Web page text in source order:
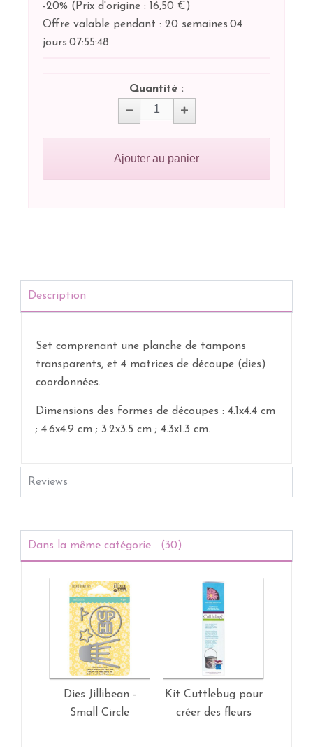
-20% ( Prix d'origine : 16,50 €)
Offre valable pendant : 20 semaines 04
jours 07:55:47
Quantité :
Ajouter au panier
Description
Set comprenant une planche de tampons
transparents, et 4 matrices de découpe (dies)
coordonnées.
Dimensions des formes de découpes : 4.1x4.4 cm
; 4.6x4.9 cm ; 3.2x3.5 cm ; 4.3x1.3 cm.
Reviews
Dans la même catégorie... (30)
Dies Jillibean -
Small Circle
Kit Cuttlebug pour
créer des fleurs